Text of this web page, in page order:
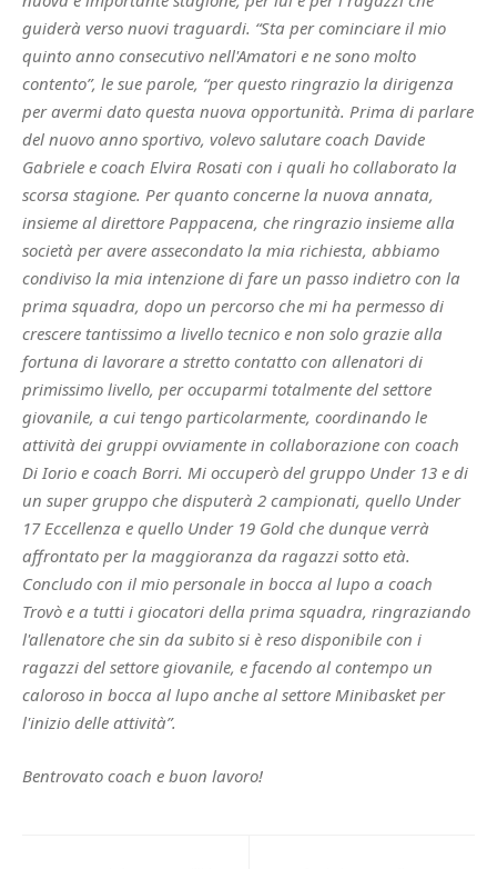
guiderà verso nuovi traguardi. “Sta per cominciare il mio
quinto anno consecutivo nell'Amatori e ne sono molto
contento”, le sue parole, “per questo ringrazio la dirigenza
per avermi dato questa nuova opportunità. Prima di parlare
del nuovo anno sportivo, volevo salutare coach Davide
Gabriele e coach Elvira Rosati con i quali ho collaborato la
scorsa stagione. Per quanto concerne la nuova annata,
insieme al direttore Pappacena, che ringrazio insieme alla
società per avere assecondato la mia richiesta, abbiamo
condiviso la mia intenzione di fare un passo indietro con la
prima squadra, dopo un percorso che mi ha permesso di
crescere tantissimo a livello tecnico e non solo grazie alla
fortuna di lavorare a stretto contatto con allenatori di
primissimo livello, per occuparmi totalmente del settore
giovanile, a cui tengo particolarmente, coordinando le
attività dei gruppi ovviamente in collaborazione con coach
Di Iorio e coach Borri. Mi occuperò del gruppo Under 13 e di
un super gruppo che disputerà 2 campionati, quello Under
17 Eccellenza e quello Under 19 Gold che dunque verrà
affrontato per la maggioranza da ragazzi sotto età.
Concludo con il mio personale in bocca al lupo a coach
Trovò e a tutti i giocatori della prima squadra, ringraziando
l'allenatore che sin da subito si è reso disponibile con i
ragazzi del settore giovanile, e facendo al contempo un
caloroso in bocca al lupo anche al settore Minibasket per
l'inizio delle attività”.
Bentrovato coach e buon lavoro!